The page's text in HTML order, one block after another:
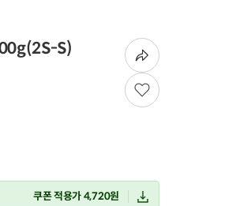
S)
쿠폰 적용가 4,720원